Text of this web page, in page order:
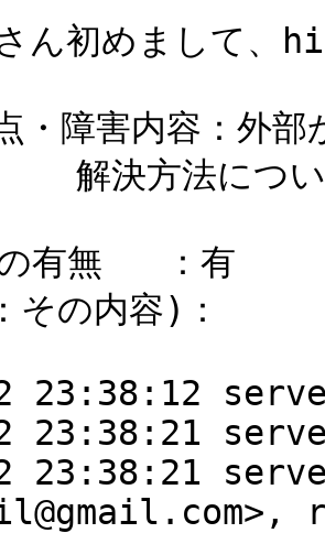
ん初めまして、
・障害内容：外部
法についてご
有無 ：有
の内容)：
23:38:12
23:38:21
23:38:21